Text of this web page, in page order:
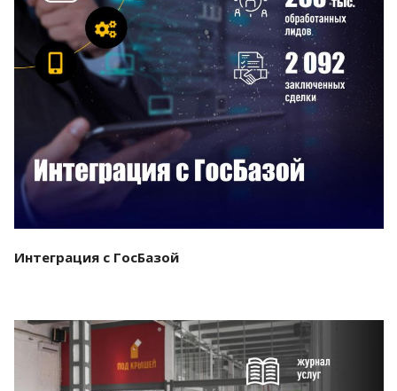
Смотреть проект
Интеграция с ГосБазой